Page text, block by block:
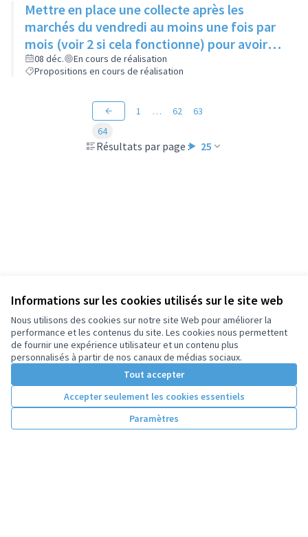
Informations sur les cookies utilisés sur le site web
Nous utilisons des cookies sur notre site Web pour améliorer la
performance et les contenus du site. Les cookies nous permettent
de fournir une expérience utilisateur et un contenu plus
personnalisés à partir de nos canaux de médias sociaux.
Tout accepter
Accepter seulement les cookies essentiels
Paramètres
Mettre en place une collecte après les
marchés du vendredi au moins une fois par
mois (voir 2 si cela fonctionne) pour avoir
des produits frais pour l'Epice'Rill
08 déc.
En cours de réalisation
Propositions en cours de réalisation
Résultats par page : 25
1 … 62
63
64